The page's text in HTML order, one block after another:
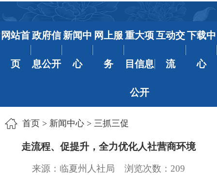
网站首
页
政府信
息公开
新闻中
心
网上服
务
重大项
目信息
公开
互动交
流
下载中
心
首页> 新闻中心> 三抓三促
走流程、促提升，全力优化人社营商环境
来源：临夏州人社局 浏览次数： 209